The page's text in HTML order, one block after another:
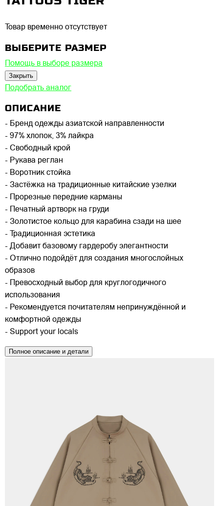
Товар временно отсутствует
ВЫБЕРИТЕ РАЗМЕР
Помощь в выборе размера
Закрыть
Подобрать аналог
ОПИСАНИЕ
- Бренд одежды азиатской направленности
- 97% хлопок, 3% лайкра
- Свободный крой
- Рукава реглан
- Воротник стойка
- Застёжка на традиционные китайские узелки
- Прорезные передние карманы
- Печатный артворк на груди
- Золотистое кольцо для карабина сзади на шее
- Традиционная эстетика
- Добавит базовому гардеробу элегантности
- Отлично подойдёт для создания многослойных
образов
- Превосходный выбор для круглогодичного
использования
- Рекомендуется почитателям непринуждённой и
комфортной одежды
- Support your locals
Полное описание и детали